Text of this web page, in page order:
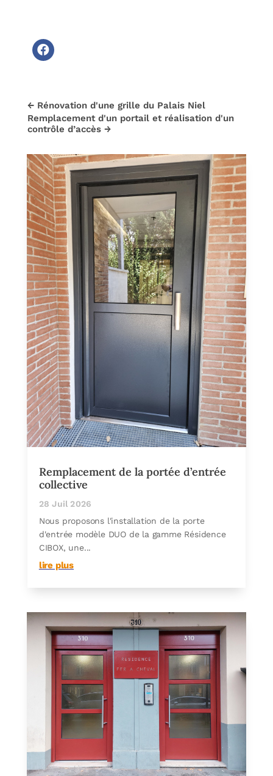
← Rénovation d'une grille du Palais Niel
Remplacement d'un portail et réalisation d'un
contrôle d’accès→
Remplacement de la portée d’entrée
collective
28 Juil 2026
Nous proposons l'installation de la porte
d'entrée modèle DUO de la gamme Résidence
CIBOX, une...
lire plus